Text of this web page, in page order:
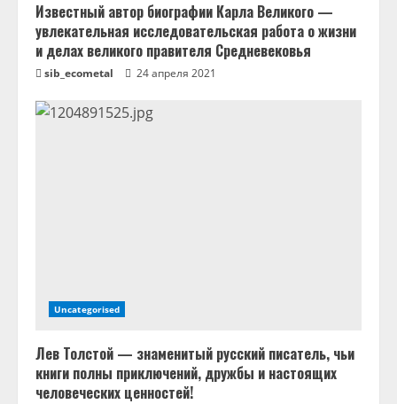
Известный автор биографии Карла Великого —
увлекательная исследовательская работа о жизни
и делах великого правителя Средневековья
sib_ecometal 24 апреля 2021
Uncategorised
Лев Толстой — знаменитый русский писатель, чьи
книги полны приключений, дружбы и настоящих
человеческих ценностей!